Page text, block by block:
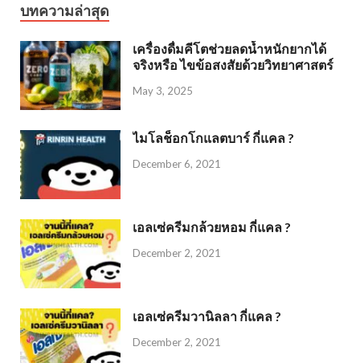
บทความล่าสุด
เครื่องดื่มคีโตช่วยลดน้ำหนักยากได้
จริงหรือ ไขข้อสงสัยด้วยวิทยาศาสตร์
May 3, 2025
ไมโลช็อกโกแลตบาร์ กี่แคล ?
December 6, 2021
เอลเซ่ครีมกล้วยหอม กี่แคล ?
December 2, 2021
เอลเซ่ครีมวานิลลา กี่แคล ?
December 2, 2021